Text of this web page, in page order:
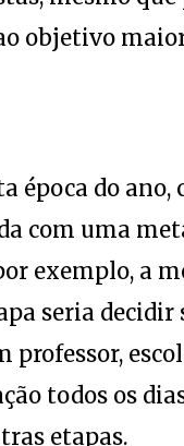
objetivo
com uma
seria decidir
professor,
todos os
etapas.